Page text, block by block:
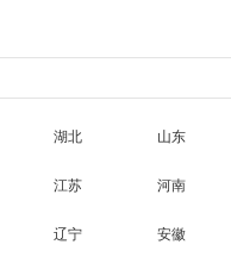
湖北 山东
江苏 河南
辽宁 安徽